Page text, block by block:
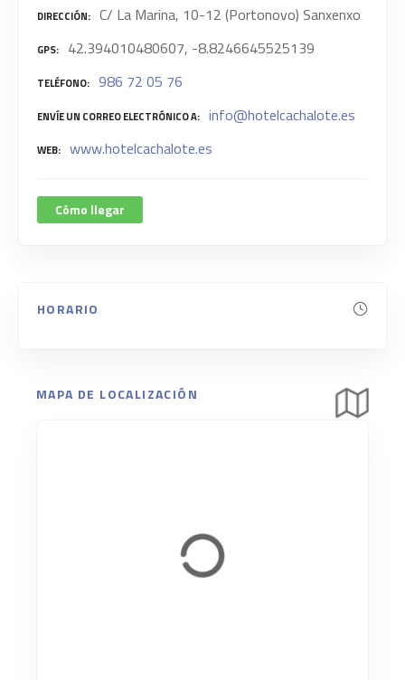
DIRECCIÓN C/ La Marina, 10-12 (Portonovo) Sanxenxo
GPS 42.394010480607, -8.8246645525139
TELÉFONO 986 72 05 76
ENVÍE UN CORREO ELECTRÓNICO A info@hotelcachalote.es
WEB www.hotelcachalote.es
Cómo llegar
HORARIO
MAPA DE LOCALIZACIÓN